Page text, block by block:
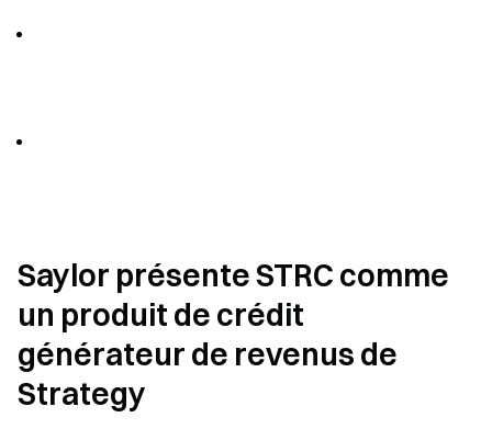
Saylor présente STRC comme
un produit de crédit
générateur de revenus de
Strategy